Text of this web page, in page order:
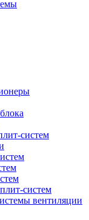
систем
систем
вентиляции